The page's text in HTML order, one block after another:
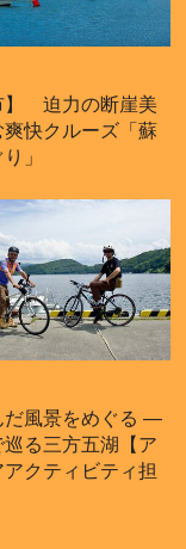
】 迫力の断崖美
爽快クルーズ「蘇
」
だ風景をめぐる ―
巡る三方五湖【ア
アクティビティ担